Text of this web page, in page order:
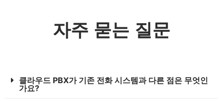
자주 묻는 질문
클라우드 PBX가 기존 전화 시스템과 다른 점은 무엇인
가요?